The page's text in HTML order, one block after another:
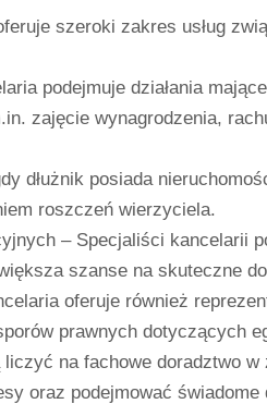
szeroki zakres usług
podejmuje działania
zajęcie wynagrodzenia,
dłużnik posiada
roszczeń wierzyciela.
– Specjaliści kancelarii
szanse na skuteczne
oferuje również
prawnych dotyczących
na fachowe doradztwo
oraz podejmować świadome